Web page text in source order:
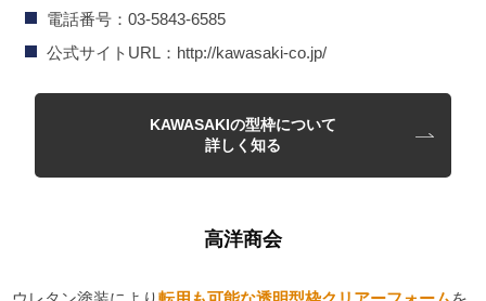
電話番号：03-5843-6585
公式サイトURL：http://kawasaki-co.jp/
KAWASAKIの型枠について
詳しく知る
高洋商会